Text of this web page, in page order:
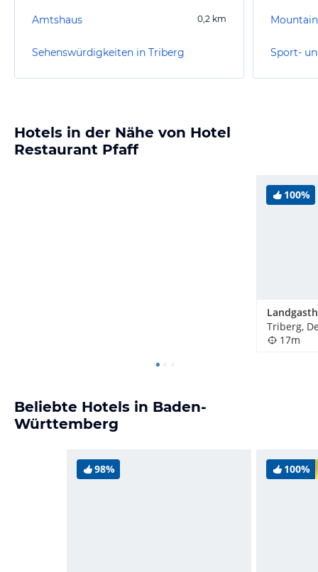
Amtshaus 0,2 km
Sehenswürdigkeiten in Triberg Sport-
Hotels in der Nähe von Hotel
Restaurant Pfaff
100%
Triberg,
17m
Beliebte Hotels in Baden-
Württemberg
98% 100%